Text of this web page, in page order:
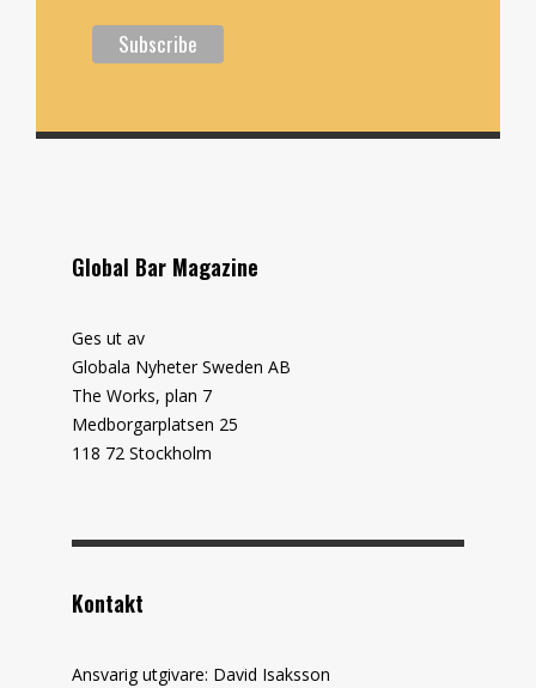
Global Bar Magazine
Ges ut av
Globala Nyheter Sweden AB
The Works, plan 7
Medborgarplatsen 25
118 72 Stockholm
Kontakt
Ansvarig utgivare: David Isaksson